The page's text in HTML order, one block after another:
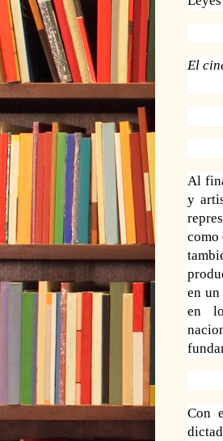
El
Al
y
como
en
en
Con